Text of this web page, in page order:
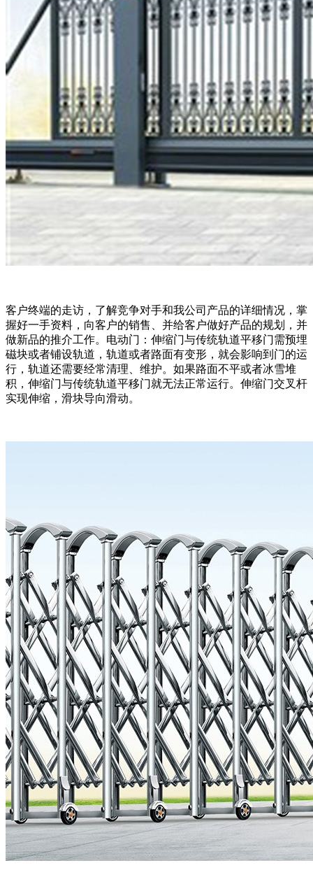
客户终端的走访，了解竞争对手和我公司产品的详细情况，掌
握好一手资料，向客户的销售、并给客户做好产品的规划，并
做新品的推介工作。电动门：伸缩门与传统轨道平移门需预埋
磁块或者铺设轨道，轨道或者路面有变形，就会影响到门的运
行，轨道还需要经常清理、维护。如果路面不平或者冰雪堆
积，伸缩门与传统轨道平移门就无法正常运行。伸缩门交叉杆
实现伸缩，滑块导向滑动。